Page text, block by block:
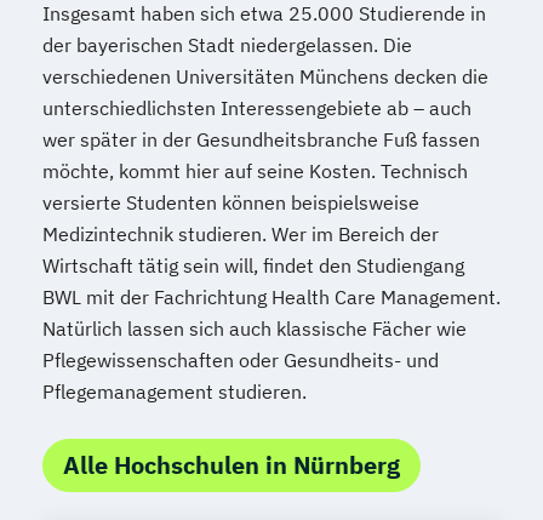
Insgesamt haben sich etwa 25.000 Studierende in
der bayerischen Stadt niedergelassen. Die
verschiedenen Universitäten Münchens decken die
unterschiedlichsten Interessengebiete ab – auch
wer später in der Gesundheitsbranche Fuß fassen
möchte, kommt hier auf seine Kosten. Technisch
versierte Studenten können beispielsweise
Medizintechnik studieren. Wer im Bereich der
Wirtschaft tätig sein will, findet den Studiengang
BWL mit der Fachrichtung Health Care Management.
Natürlich lassen sich auch klassische Fächer wie
Pflegewissenschaften oder Gesundheits- und
Pflegemanagement studieren.
Alle Hochschulen in Nürnberg